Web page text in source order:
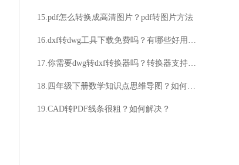
15.pdf怎么转换成高清图片？pdf转图片方法
16.dxf转dwg工具下载免费吗？有哪些好用的软件？
17.你需要dwg转dxf转换器吗？转换器支持中文吗？
18.四年级下册数学知识点思维导图？如何制作四年级下册数学知识点思维导图？
19.CAD转PDF线条很粗？如何解决？